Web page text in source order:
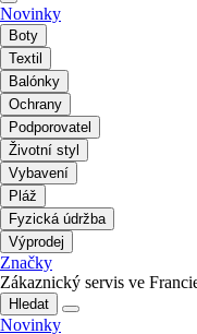
Novinky
Boty
Textil
Balónky
Ochrany
Podporovatel
Životní styl
Vybavení
Pláž
Fyzická údržba
Výprodej
Značky
Zákaznický servis ve
Hledat
Novinky